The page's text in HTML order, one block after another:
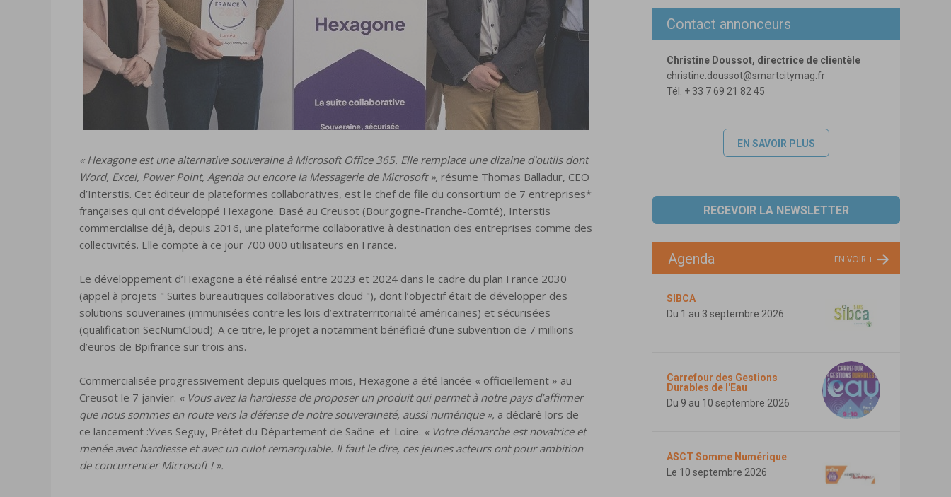
« Hexagone est une alternative souveraine à Microsoft Office 365. Elle remplace une dizaine d'outils dont
Word, Excel, Power Point, Agenda ou encore la Messagerie de Microsoft », résume Thomas Balladur, CEO
d’Interstis. Cet éditeur de plateformes collaboratives, est le chef de file du consortium de 7 entreprises*
françaises qui ont développé Hexagone. Basé au Creusot (Bourgogne-Franche-Comté), Interstis
commercialise déjà, depuis 2016, une plateforme collaborative à destination des entreprises comme des
collectivités. Elle compte à ce jour 700 000 utilisateurs en France.
Le développement d’Hexagone a été réalisé entre 2023 et 2024 dans le cadre du plan France 2030
(appel à projets " Suites bureautiques collaboratives cloud "), dont l’objectif était de développer des
solutions souveraines (immunisées contre les lois d’extraterritorialité américaines) et sécurisées
(qualification SecNumCloud). A ce titre, le projet a notamment bénéficié d’une subvention de 7 millions
d’euros de Bpifrance sur trois ans.
Commercialisée progressivement depuis quelques mois, Hexagone a été lancée « officiellement » au
Creusot le 7 janvier. « Vous avez la hardiesse de proposer un produit qui permet à notre pays d’affirmer
que nous sommes en route vers la défense de notre souveraineté, aussi numérique », a déclaré lors de
ce lancement :Yves Seguy, Préfet du Département de Saône-et-Loire. « Votre démarche est novatrice et
menée avec hardiesse et avec un culot remarquable. Il faut le dire, ces jeunes acteurs ont pour ambition
de concurrencer Microsoft ! ».
Contact annonceurs
Christine Doussot, directrice de clientèle
christine.doussot@smartcitymag.fr
Tél. + 33 7 69 21 82 45
EN SAVOIR PLUS
RECEVOIR LA NEWSLETTER
Agenda EN VOIR +
SIBCA
Du 1 au 3 septembre 2026
Carrefour des Gestions
Durables de l'Eau
Du 9 au 10 septembre 2026
ASCT Somme Numérique
Le 10 septembre 2026